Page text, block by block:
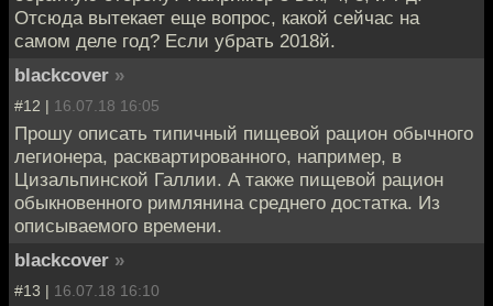
Отсюда вытекает еще вопрос, какой сейчас на
самом деле год? Если убрать 2018й.
blackcover »
#12 | 16.07.18 16:05
Прошу описать типичный пищевой рацион обычного
легионера, расквартированного, например, в
Цизальпинской Галлии. А также пищевой рацион
обыкновенного римлянина среднего достатка. Из
описываемого времени.
blackcover »
#13 | 16.07.18 16:10